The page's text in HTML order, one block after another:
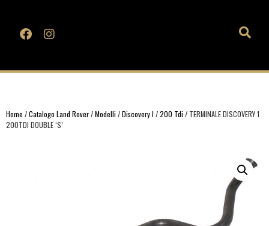
Home /Catalogo Land Rover/Modelli /Discovery I /200 Tdi / TERMINALE DISCOVERY 1
200TDI DOUBLE ‘S’